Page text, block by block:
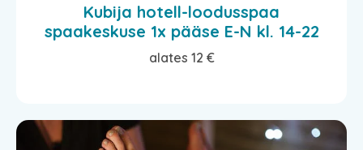
Kubija hotell-loodusspaa
spaakeskuse 1x pääse E-N kl. 14-22
alates 12 €